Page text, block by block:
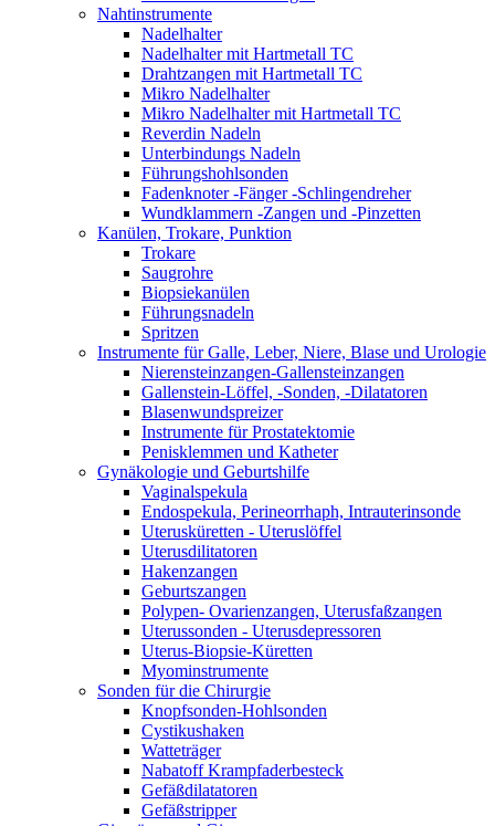
Nahtinstrumente
Nadelhalter
Nadelhalter mit Hartmetall TC
Drahtzangen mit Hartmetall TC
Mikro Nadelhalter
Mikro Nadelhalter mit Hartmetall TC
Reverdin Nadeln
Unterbindungs Nadeln
Führungshohlsonden
Fadenknoter -Fänger -Schlingendreher
Wundklammern -Zangen und -Pinzetten
Kanülen, Trokare, Punktion
Trokare
Saugrohre
Biopsiekanülen
Führungsnadeln
Spritzen
Instrumente für Galle, Leber, Niere, Blase und Urologie
Nierensteinzangen-Gallensteinzangen
Gallenstein-Löffel, -Sonden, -Dilatatoren
Blasenwundspreizer
Instrumente für Prostatektomie
Penisklemmen und Katheter
Gynäkologie und Geburtshilfe
Vaginalspekula
Endospekula, Perineorrhaph, Intrauterinsonde
Uterusküretten - Uteruslöffel
Uterusdilitatoren
Hakenzangen
Geburtszangen
Polypen- Ovarienzangen, Uterusfaßzangen
Uterussonden - Uterusdepressoren
Uterus-Biopsie-Küretten
Myominstrumente
Sonden für die Chirurgie
Knopfsonden-Hohlsonden
Cystikushaken
Watteträger
Nabatoff Krampfaderbesteck
Gefäßdilatatoren
Gefäßstripper